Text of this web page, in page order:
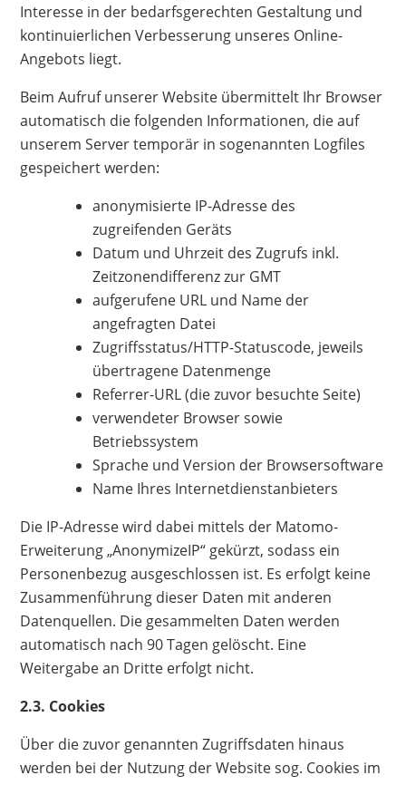
Interesse in der bedarfsgerechten Gestaltung und
kontinuierlichen Verbesserung unseres Online-
Angebots liegt.
Beim Aufruf unserer Website übermittelt Ihr Browser
automatisch die folgenden Informationen, die auf
unserem Server temporär in sogenannten Logfiles
gespeichert werden:
anonymisierte IP-Adresse des
zugreifenden Geräts
Datum und Uhrzeit des Zugrufs inkl.
Zeitzonendifferenz zur GMT
aufgerufene URL und Name der
angefragten Datei
Zugriffsstatus/HTTP-Statuscode, jeweils
übertragene Datenmenge
Referrer-URL (die zuvor besuchte Seite)
verwendeter Browser sowie
Betriebssystem
Sprache und Version der Browsersoftware
Name Ihres Internetdienstanbieters
Die IP-Adresse wird dabei mittels der Matomo-
Erweiterung „AnonymizeIP“ gekürzt, sodass ein
Personenbezug ausgeschlossen ist. Es erfolgt keine
Zusammenführung dieser Daten mit anderen
Datenquellen. Die gesammelten Daten werden
automatisch nach 90 Tagen gelöscht. Eine
Weitergabe an Dritte erfolgt nicht.
2.3. Cookies
Über die zuvor genannten Zugriffsdaten hinaus
werden bei der Nutzung der Website sog. Cookies im